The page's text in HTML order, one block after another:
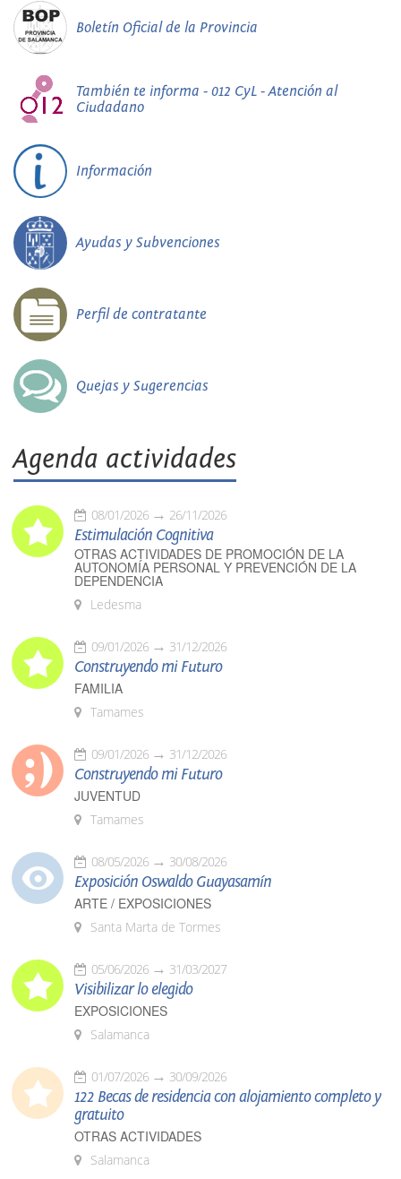
Boletín Oficial de la Provincia
También te informa - 012 CyL - Atención al
Ciudadano
Información
Ayudas y Subvenciones
Perfil de contratante
Quejas y Sugerencias
Agenda actividades
08/01/2026 26/11/2026
Estimulación Cognitiva
OTRAS ACTIVIDADES DE PROMOCIÓN DE LA
AUTONOMÍA PERSONAL Y PREVENCIÓN DE LA
DEPENDENCIA
Ledesma
09/01/2026 31/12/2026
Construyendo mi Futuro
FAMILIA
Tamames
09/01/2026 31/12/2026
Construyendo mi Futuro
JUVENTUD
Tamames
08/05/2026 30/08/2026
Exposición Oswaldo Guayasamín
ARTE / EXPOSICIONES
Santa Marta de Tormes
05/06/2026 31/03/2027
Visibilizar lo elegido
EXPOSICIONES
Salamanca
01/07/2026 30/09/2026
122 Becas de residencia con alojamiento completo y
gratuito
OTRAS ACTIVIDADES
Salamanca